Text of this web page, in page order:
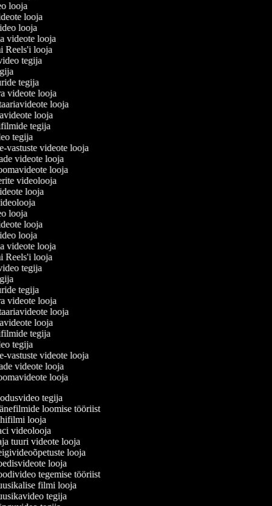
looja
looja
looja
videote looja
Reels'i looja
tegija
tegija
videote looja
looja
looja
tegija
tegija
vastuste videote looja
videote looja
looja
videolooja
looja
looja
looja
looja
videote looja
Reels'i looja
tegija
tegija
videote looja
looja
looja
tegija
tegija
vastuste videote looja
videote looja
looja
tegija
loomise tööriist
looja
videolooja
tuuri videote looja
looja
looja
tegemise tööriist
filmi looja
tegija